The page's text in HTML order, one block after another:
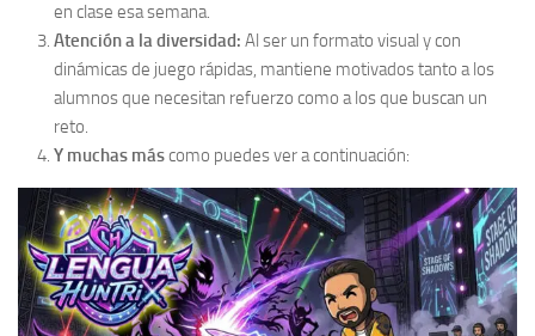
en clase esa semana.
Atención a la diversidad: Al ser un formato visual y con
dinámicas de juego rápidas, mantiene motivados tanto a los
alumnos que necesitan refuerzo como a los que buscan un
reto.
Y muchas máscomo puedes ver a continuación: